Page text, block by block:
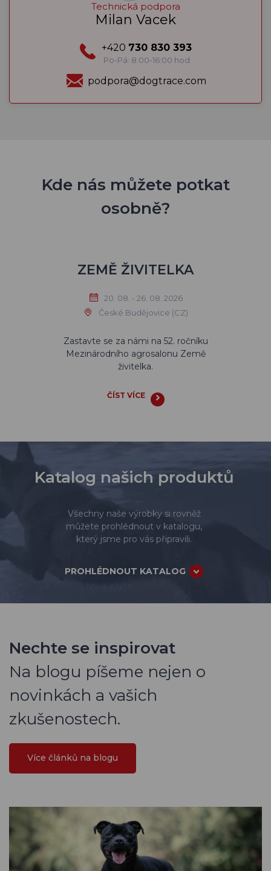
Technická podpora
Milan Vacek
+420 730 830 393
Po-Pá: 8:00-16:00 hod
podpora@dogtrace.com
Kde nás můžete potkat
osobně?
ZEMĚ ŽIVITELKA
20. 08. - 26. 08. 2026
České Budějovice (CZ)
Zastavte se za námi na 52. ročníku
Mezinárodního agrosalonu Země
živitelka.
ČÍST VÍCE
Katalog našich produktů
Všechny naše výrobky si rovněž
můžete prohlédnout v katalogu,
který jsme pro vás připravili.
PROHLÉDNOUT KATALOG
Nechte se inspirovat
Na blogu píšeme nejen o
novinkách a vašich
zkušenostech.
Více článků na blogu